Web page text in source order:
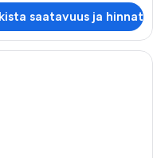
saatavuus ja hinnat
jossa on alempi sänky